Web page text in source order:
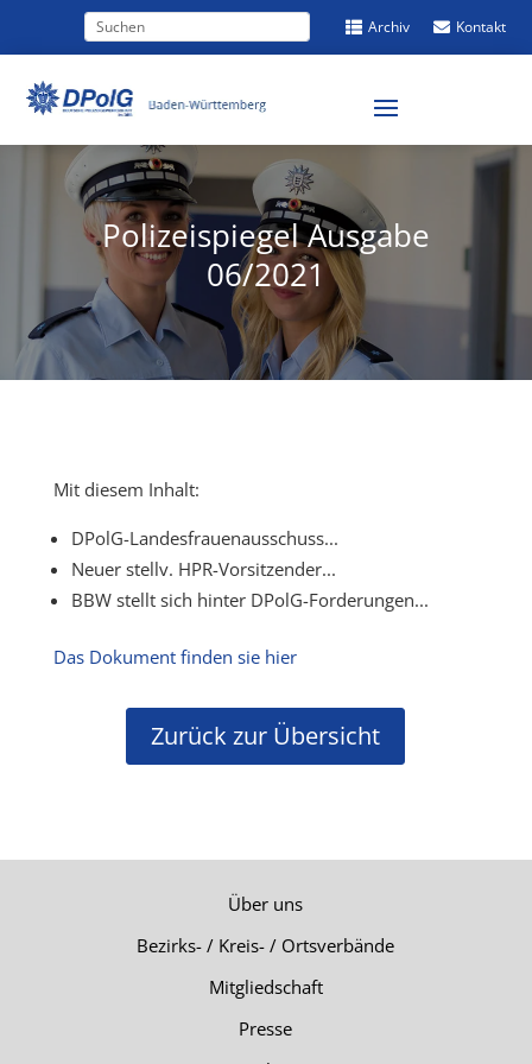
 Kontakt
 Archiv
Polizeispiegel Ausgabe
06/2021
Mit diesem Inhalt:
DPolG-Landesfrauenausschuss...
Neuer stellv. HPR-Vorsitzender...
BBW stellt sich hinter DPolG-Forderungen...
Das Dokument finden sie hier
Zurück zur Übersicht
Über uns
Bezirks- / Kreis- / Ortsverbände
Mitgliedschaft
Presse